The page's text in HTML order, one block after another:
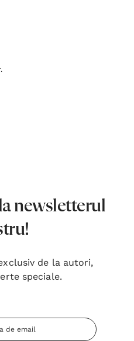
newsletterul
de la autori,
speciale.